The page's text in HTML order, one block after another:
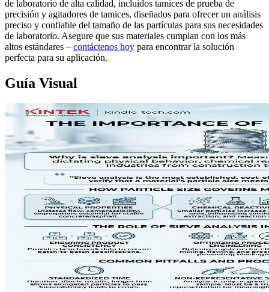
de laboratorio de alta calidad, incluidos tamices de prueba de
precisión y agitadores de tamices, diseñados para ofrecer un análisis
preciso y confiable del tamaño de las partículas para sus necesidades
de laboratorio. Asegure que sus materiales cumplan con los más
altos estándares – contáctenos hoy para encontrar la solución
perfecta para su aplicación.
Guía Visual